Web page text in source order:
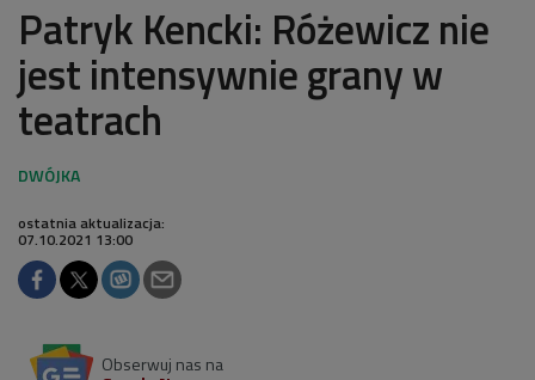
Patryk Kencki: Różewicz nie
jest intensywnie grany w
teatrach
ostatnia aktualizacja:
07.10.2021 13:00
Obserwuj nas na